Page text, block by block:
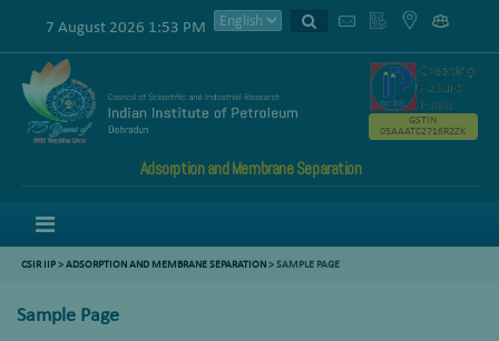
7 August 2026 1:53 PM
Adsorption and Membrane Separation
GSTIN
05AAATC2716R2ZK
CSIR IIP>ADSORPTION AND MEMBRANE SEPARATION>SAMPLE PAGE
Sample Page